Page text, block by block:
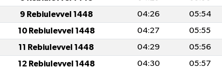
9 Rebiulevvel 1448 04:26 05:54
10 Rebiulevvel 1448 04:27 05:55
11 Rebiulevvel 1448 04:29 05:56
12 Rebiulevvel 1448 04:30 05:57